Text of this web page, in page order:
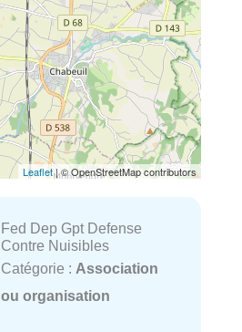
Leaflet| © OpenStreetMap contributors
Fed Dep Gpt Defense
Contre Nuisibles
Catégorie : Association
ou organisation